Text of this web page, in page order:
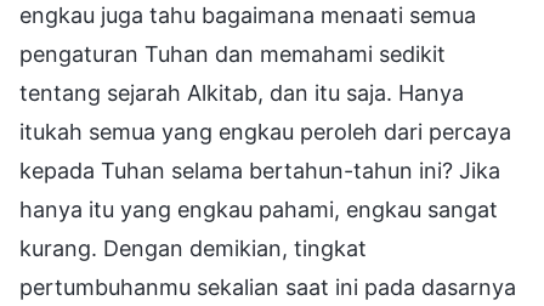
engkau juga tahu bagaimana menaati semua
pengaturan Tuhan dan memahami sedikit
tentang sejarah Alkitab, dan itu saja. Hanya
itukah semua yang engkau peroleh dari percaya
kepada Tuhan selama bertahun-tahun ini? Jika
hanya itu yang engkau pahami, engkau sangat
kurang. Dengan demikian, tingkat
pertumbuhanmu sekalian saat ini pada dasarnya